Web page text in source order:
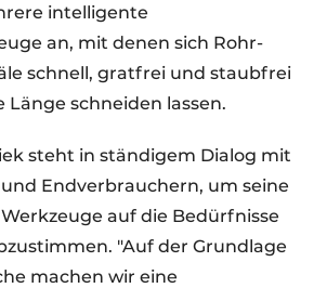
intelligente
an, mit denen sich Rohr-
schnell, gratfrei und staubfrei
schneiden lassen.
steht in ständigem Dialog mit
Endverbrauchern, um seine
auf die Bedürfnisse
"Auf der Grundlage
machen wir eine